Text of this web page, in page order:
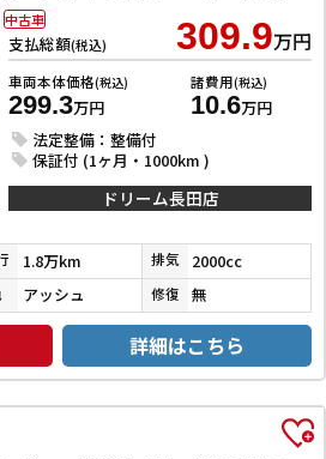
支払総額(税込) 309.9万円
車両本体価格(税込)
299.3万円
諸費用(税込)
10.6万円
法定整備：整備付
保証付 (1ヶ月・1000km )
中古車
ドリーム長田店
1.8万km 排気 2000cc
アッシュ 修復 無
詳細はこちら